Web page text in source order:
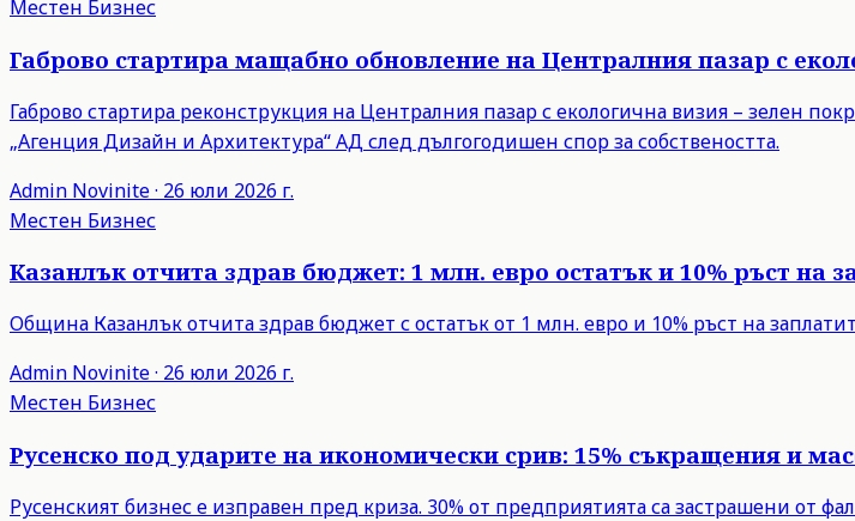
Местен Бизнес
Габрово стартира мащабно обновление на Централния пазар с
Габрово стартира реконструкция на Централния пазар с екологична визия – зелен
„Агенция Дизайн и Архитектура“ АД след дългогодишен спор за собствеността.
Admin Novinite· 26 юли 2026 г.
Местен Бизнес
Казанлък отчита здрав бюджет: 1 млн. евро остатък и 10% ръст на
Община Казанлък отчита здрав бюджет с остатък от 1 млн. евро и 10% ръст на
Admin Novinite· 26 юли 2026 г.
Местен Бизнес
Русенско под ударите на икономически срив: 15% съкращения и
Русенският бизнес е изправен пред криза. 30% от предприятията са застрашени от